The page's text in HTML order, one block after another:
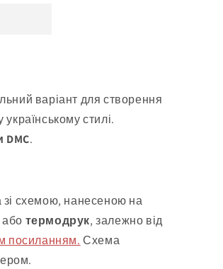
варіант для створення
стилі.
.
зі схемою, нанесеною на
або термодрук, залежно від
посиланням. Схема